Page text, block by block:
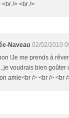
<br /> <br />
Naveau 02/02/2010
!Je me prends à
voudrais bien goûter
amie<br /> <br /> <br /